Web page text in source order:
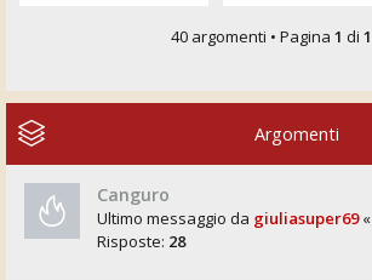
40 argomenti • Pagina 1 di 1
Argomenti
Canguro
Ultimo messaggio da giuliasuper69«
Risposte: 28